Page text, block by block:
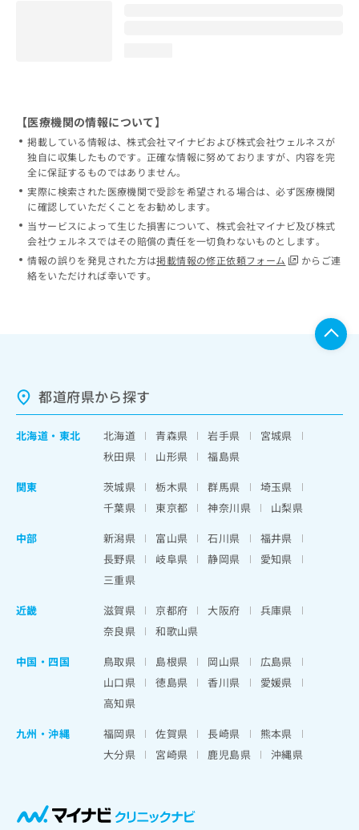
【医療機関の情報について】
掲載している情報は、株式会社マイナビおよび株式会社ウェルネスが
独自に収集したものです。正確な情報に努めておりますが、内容を完
全に保証するものではありません。
実際に検索された医療機関で受診を希望される場合は、必ず医療機関
に確認していただくことをお勧めします。
当サービスによって生じた損害について、株式会社マイナビ及び株式
会社ウェルネスではその賠償の責任を一切負わないものとします。
情報の誤りを発見された方は掲載情報の修正依頼フォーム
からご連
絡をいただければ幸いです。
都道府県から探す
北海道 ・ 東北 北海道 青森県 岩手県
宮城県
秋田県
山形県
福島県
関東
茨城県 栃木県 群馬県
埼玉県
千葉県
東京都 神奈川県
山梨県
中部
新潟県 富山県 石川県
福井県
長野県
岐阜県 静岡県
愛知県
三重県
近畿
滋賀県 京都府 大阪府
兵庫県
奈良県
和歌山県
中国・四国
鳥取県 島根県 岡山県
広島県
山口県
徳島県 香川県
愛媛県
高知県
九州・沖縄
福岡県 佐賀県 長崎県
熊本県
大分県
宮崎県 鹿児島県 沖縄県